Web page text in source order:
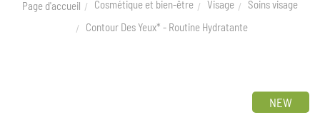
Page d'accueil Cosmétique et bien-être Visage
Soins visage
Contour Des Yeux* - Routine Hydratante
NEW